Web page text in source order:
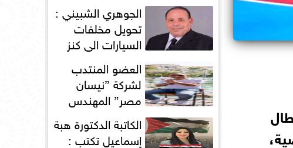
دورته الأولى الجوهري الشبيني :
تحويل مخلفات
السيارات الي كنز
بمليارات الدولارات
العضو المنتدب
لشركة ”نيسان
مصر” المهندس
محمد عبد الصمد:
2025 عامًا استثنائيًا... الكاتبة الدكتورة هبة
إسماعيل تكتب :